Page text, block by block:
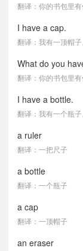
翻译：你的书包里有
I have a cap.
翻译：我有一顶帽子
What do you
翻译：你的书包里有
I have a bottle.
翻译：我有一个瓶子
a ruler
翻译：一把尺子
a bottle
翻译：一个瓶子
a cap
翻译：一顶帽子
an eraser